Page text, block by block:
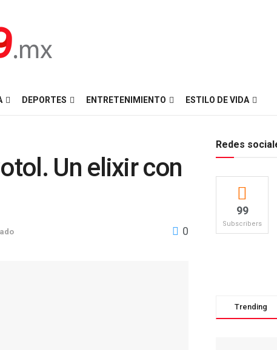
DEPORTES ENTRETENIMIENTO ESTILO DE VIDA
Un elixir con
0
Redes
99
Subscribers
Trending